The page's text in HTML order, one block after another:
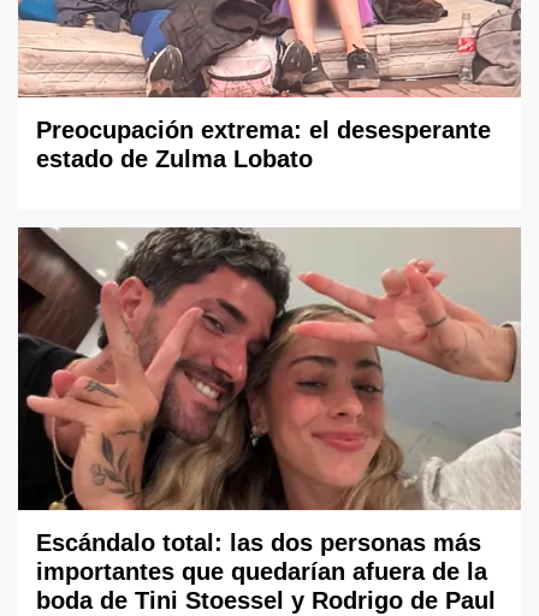
Preocupación extrema: el desesperante
estado de Zulma Lobato
Escándalo total: las dos personas más
importantes que quedarían afuera de la
boda de Tini Stoessel y Rodrigo de Paul